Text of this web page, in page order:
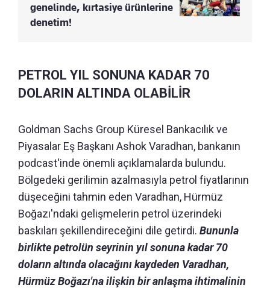
genelinde, kırtasiye ürünlerine
denetim!
PETROL YIL SONUNA KADAR 70
DOLARIN ALTINDA OLABİLİR
Goldman Sachs Group Küresel Bankacılık ve
Piyasalar Eş Başkanı Ashok Varadhan, bankanın
podcast'inde önemli açıklamalarda bulundu.
Bölgedeki gerilimin azalmasıyla petrol fiyatlarının
düşeceğini tahmin eden Varadhan, Hürmüz
Boğazı'ndaki gelişmelerin petrol üzerindeki
baskıları şekillendireceğini dile getirdi. Bununla
birlikte petrolün seyrinin yıl sonuna kadar 70
doların altında olacağını kaydeden Varadhan,
Hürmüz Boğazı'na ilişkin bir anlaşma ihtimalinin